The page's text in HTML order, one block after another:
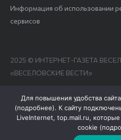
Информация об использовании
сервисов
2025 © ИНТЕРНЕТ-ГАЗЕТА
«ВЕСЕЛОВСКИЕ ВЕСТИ»
Для повышения удобства
(подробнее). К сайту
LiveInternet, top.mail.ru,
cookie (